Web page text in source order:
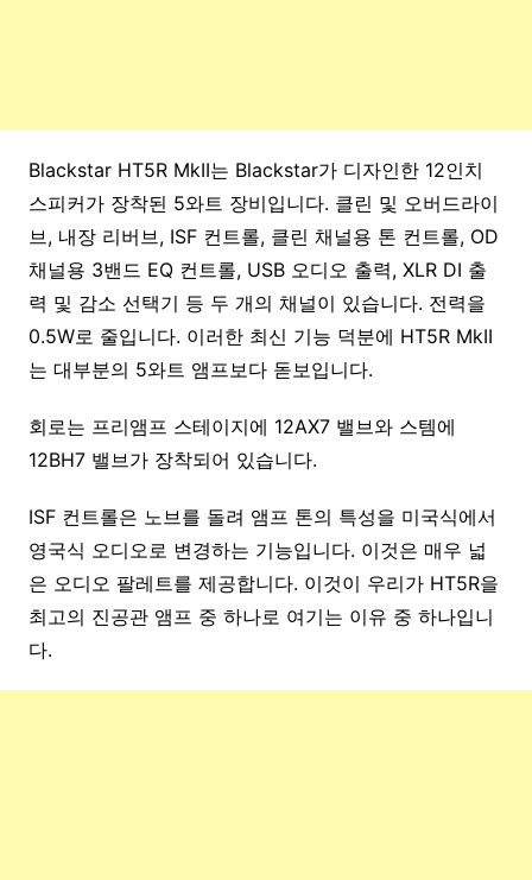
Blackstar HT5R MkII는 Blackstar가 디자인한 12인치
스피커가 장착된 5와트 장비입니다. 클린 및 오버드라이
브, 내장 리버브, ISF 컨트롤, 클린 채널용 톤 컨트롤, OD
채널용 3밴드 EQ 컨트롤, USB 오디오 출력, XLR DI 출
력 및 감소 선택기 등 두 개의 채널이 있습니다. 전력을
0.5W로 줄입니다. 이러한 최신 기능 덕분에 HT5R MkII
는 대부분의 5와트 앰프보다 돋보입니다.
회로는 프리앰프 스테이지에 12AX7 밸브와 스템에
12BH7 밸브가 장착되어 있습니다.
ISF 컨트롤은 노브를 돌려 앰프 톤의 특성을 미국식에서
영국식 오디오로 변경하는 기능입니다. 이것은 매우 넓
은 오디오 팔레트를 제공합니다. 이것이 우리가 HT5R을
최고의 진공관 앰프 중 하나로 여기는 이유 중 하나입니
다.